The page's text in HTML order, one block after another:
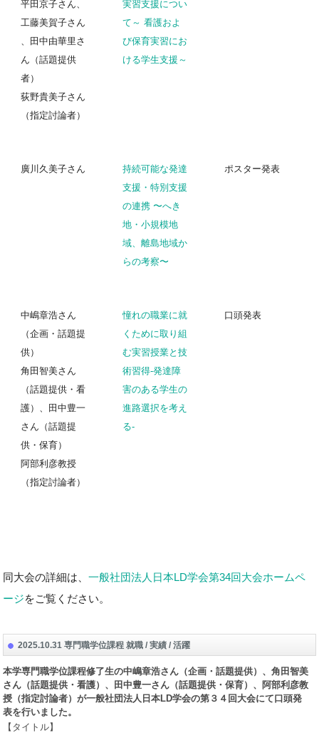
平田京子さん、
工藤美賀子さん
、田中由華里さ
ん（話題提供
者）
荻野貴美子さん
（指定討論者）
実習支援につい
て～ 看護およ
び保育実習にお
ける学生支援～
廣川久美子さん
持続可能な発達
支援・特別支援
の連携 〜へき
地・小規模地
域、離島地域か
らの考察〜
ポスター発表
中嶋章浩さん
（企画・話題提
供）
角田智美さん
（話題提供・看
護）、田中豊一
さん（話題提
供・保育）
阿部利彦教授
（指定討論者）
憧れの職業に就
くために取り組
む実習授業と技
術習得-発達障
害のある学生の
進路選択を考え
る-
口頭発表
同大会の詳細は、 一般社団法人日本LD学会第34回大会ホームペ
ージをご覧ください。
2025.10.31 専門職学位課程 就職 / 実績 / 活躍
本学専門職学位課程修了生の中嶋章浩さん（企画・話題提供）、角田智美
さん（話題提供・看護）、田中豊一さん（話題提供・保育）、阿部利彦教
授（指定討論者）が一般社団法人日本LD学会の第３４回大会にて口頭発
表を行いました。
【タイトル】